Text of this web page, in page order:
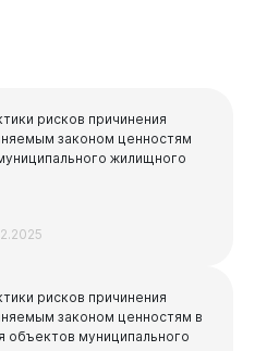
рисков причинения
законом ценностям
жилищного
рисков причинения
законом ценностям в
объектов муниципального